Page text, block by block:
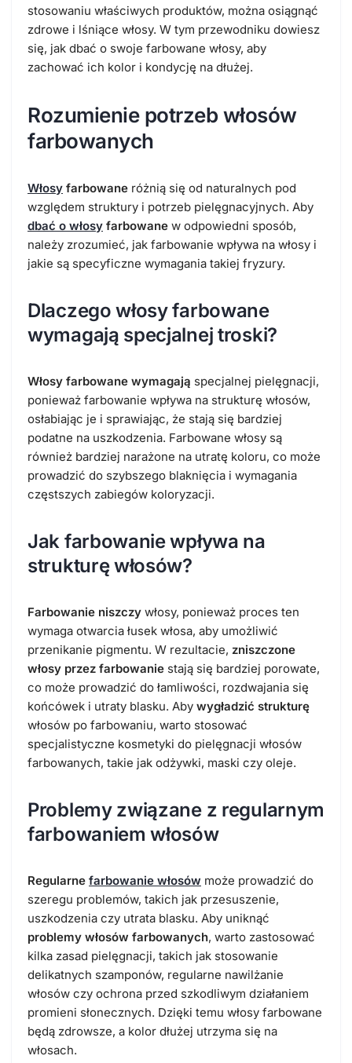
stosowaniu właściwych produktów, można osiągnąć
zdrowe i lśniące włosy. W tym przewodniku dowiesz
się, jak dbać o swoje farbowane włosy, aby
zachować ich kolor i kondycję na dłużej.
Rozumienie potrzeb włosów
farbowanych
Włosy farbowane różnią się od naturalnych pod
względem struktury i potrzeb pielęgnacyjnych. Aby
dbać o włosy farbowane w odpowiedni sposób,
należy zrozumieć, jak farbowanie wpływa na włosy i
jakie są specyficzne wymagania takiej fryzury.
Dlaczego włosy farbowane
wymagają specjalnej troski?
Włosy farbowane wymagają specjalnej pielęgnacji,
ponieważ farbowanie wpływa na strukturę włosów,
osłabiając je i sprawiając, że stają się bardziej
podatne na uszkodzenia. Farbowane włosy są
również bardziej narażone na utratę koloru, co może
prowadzić do szybszego blaknięcia i wymagania
częstszych zabiegów koloryzacji.
Jak farbowanie wpływa na
strukturę włosów?
Farbowanie niszczy włosy, ponieważ proces ten
wymaga otwarcia łusek włosa, aby umożliwić
przenikanie pigmentu. W rezultacie, zniszczone
włosy przez farbowanie stają się bardziej porowate,
co może prowadzić do łamliwości, rozdwajania się
końcówek i utraty blasku. Aby wygładzić strukturę
włosów po farbowaniu, warto stosować
specjalistyczne kosmetyki do pielęgnacji włosów
farbowanych, takie jak odżywki, maski czy oleje.
Problemy związane z regularnym
farbowaniem włosów
Regularne farbowanie włosów może prowadzić do
szeregu problemów, takich jak przesuszenie,
uszkodzenia czy utrata blasku. Aby uniknąć
problemy włosów farbowanych, warto zastosować
kilka zasad pielęgnacji, takich jak stosowanie
delikatnych szamponów, regularne nawilżanie
włosów czy ochrona przed szkodliwym działaniem
promieni słonecznych. Dzięki temu włosy farbowane
będą zdrowsze, a kolor dłużej utrzyma się na
włosach.